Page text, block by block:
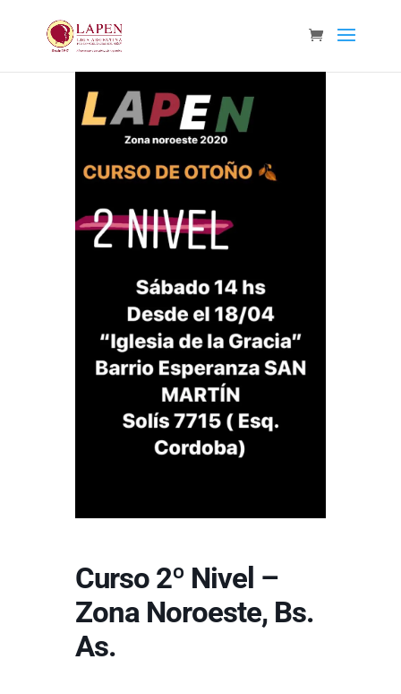
Curso 2º Nivel –
Zona Noroeste, Bs.
As.